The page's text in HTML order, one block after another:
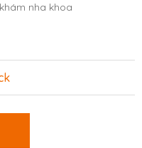
nha khoa